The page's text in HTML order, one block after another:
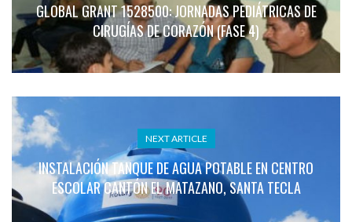
GLOBAL GRANT 1528500: JORNADAS PEDIÁTRICAS DE
CIRUGÍAS DE CORAZÓN (FASE 4)
NEXT ARTICLE
INSTALACIÓN TANQUE DE AGUA POTABLE EN CENTRO
ESCOLAR CANTÓN EL MATAZANO, SANTA TECLA